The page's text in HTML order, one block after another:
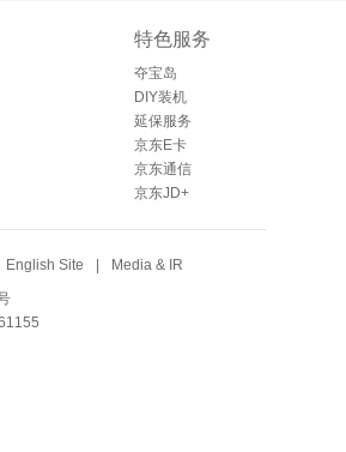
特色服务
夺宝岛
DIY装机
延保服务
京东E卡
京东通信
京东JD+
English Site Media & IR